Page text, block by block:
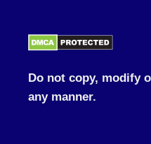
Do not copy, modify
any manner.